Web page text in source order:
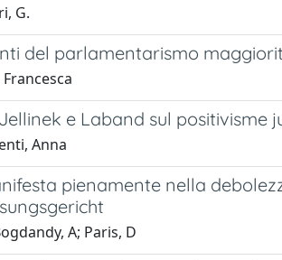
G.
del parlamentarismo
e Laband sul positivisme
Anna
pienamente nella
A; Paris, D